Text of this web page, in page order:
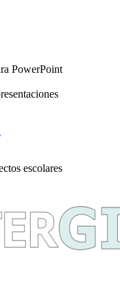
PowerPoint
escolares